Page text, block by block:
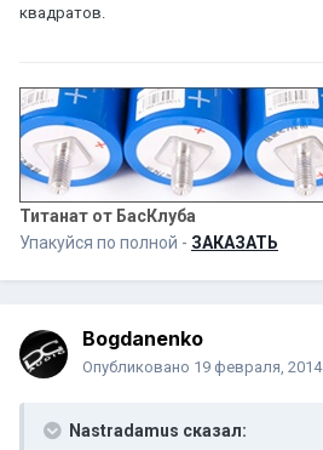
квадратов.
Титанат от БасКлуба
Упакуйся по полной - ЗАКАЗАТЬ
Bogdanenko
Опубликовано 19 февраля, 2014
Nastradamus сказал: